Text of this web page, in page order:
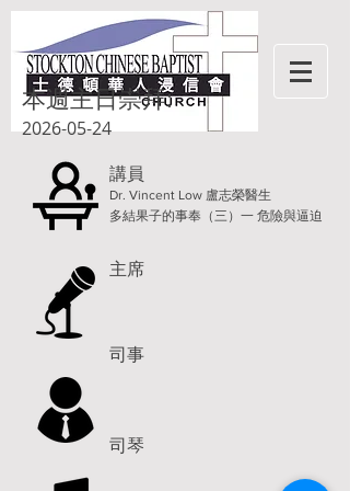
本週主日崇拜:
2026-05-24
講員
Dr. Vincent Low 盧志榮醫生
多結果子的事奉（三）一 危險與逼迫
主席
司事
司琴